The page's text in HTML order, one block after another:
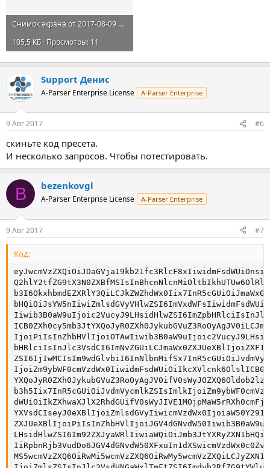
Снимок экрана от 2017-08-09 23-18-05.png
105,5 КБ · Просмотры: 11
Support Денис
A-Parser Enterprise License A-Parser Enterprise
9 Авг 2017 #6
скиньте код пресета.
И несколько запросов. Чтобы потестировать.
B bezenkovgl
A-Parser Enterprise License A-Parser Enterprise
9 Авг 2017 #7
Код: